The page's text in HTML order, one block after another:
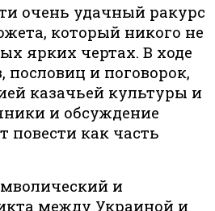
очень удачный ракурс
который никого не
ярких чертах. В ходе
пословиц и поговорок,
казачьей культуры и
и обсуждение
повести как часть
и
между Украиной и